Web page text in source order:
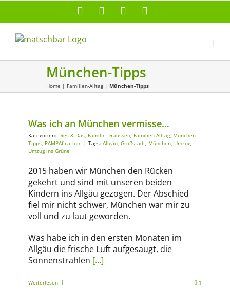
Facebook Instagram
München-Tipps
Home | Familien-Alltag| München-Tipps
Was ich an München vermisse…
Kategorien: Dies & Das, Familie Draussen, Familien-Alltag, München-
Tipps, PAMPAfication | Tags: Allgäu, Großstadt, München, Umzug,
Umzug ins Grüne
2015 haben wir München den Rücken
gekehrt und sind mit unseren beiden
Kindern ins Allgäu gezogen. Der Abschied
fiel mir nicht schwer, München war mir zu
voll und zu laut geworden.
Was habe ich in den ersten Monaten im
Allgäu die frische Luft aufgesaugt, die
Sonnenstrahlen […]
Weiterlesen 1